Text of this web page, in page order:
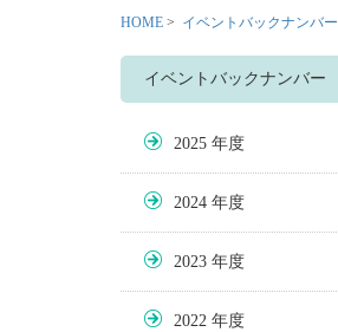
HOME > イベントバックナンバー
イベントバックナンバー
2025
2024
2023
2022